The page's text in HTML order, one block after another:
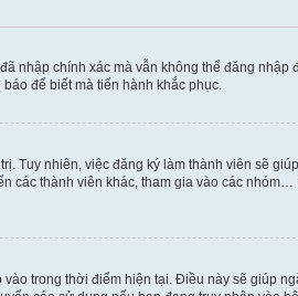
nhập chính xác mà vẫn không thể đăng
để biết mà tiến hành khắc phục.
Tuy nhiên, việc đăng ký làm thành viên sẽ
thành viên khác, tham gia vào các nhóm…
trong thời điểm hiện tại. Điều này sẽ giúp